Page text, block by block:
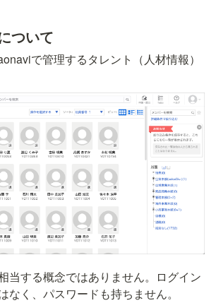
ついて
で管理するタレント（人材情報）
当する概念ではありません。ログイン
なく、パスワードも持ちません。